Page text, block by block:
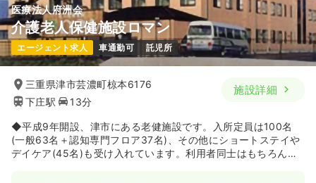
医療法人府洲会
介護老人保健施設ロマン
エージェント求人 車通勤可 託児所
三重県津市芸濃町椋本6176
下庄駅
13分
施設詳細
◆平成9年開設、津市にある老健施設です。入所定員は100名
(一般63名＋認知専門フロア37名)、その他にショートステイや
デイケア(45名)も受け入れています。利用者同士はもちろん、